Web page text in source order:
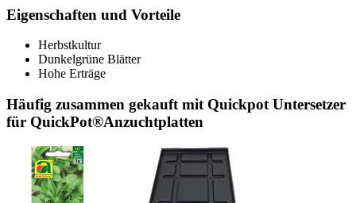
Eigenschaften und Vorteile
Herbstkultur
Dunkelgrüne Blätter
Hohe Erträge
Häufig zusammen gekauft mit Quickpot Untersetzer
für QuickPot®Anzuchtplatten